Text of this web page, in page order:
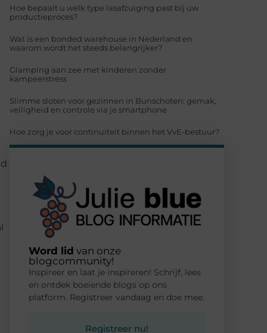
Hoe bepaalt u welk type lasafzuiging past bij uw
productieproces?
Wat is een bonded warehouse in Nederland en
waarom wordt het steeds belangrijker?
Glamping aan zee met kinderen zonder
kampeerstress
Slimme sloten voor gezinnen in Bunschoten: gemak,
veiligheid en controle via je smartphone
Hoe zorg je voor continuïteit binnen het VvE-bestuur?
Word lid van onze
blogcommunity!
Inspireer en laat je inspireren! Schrijf, lees
en ontdek boeiende blogs op ons
platform. Registreer vandaag en doe mee.
Registreer nu!